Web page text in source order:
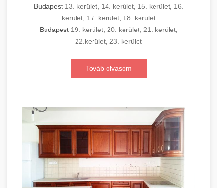
Budapest 13. kerület, 14. kerület, 15. kerület, 16.
kerület, 17. kerület, 18. kerület
Budapest 19. kerület, 20. kerület, 21. kerület,
22.kerület, 23. kerület
Továb olvasom